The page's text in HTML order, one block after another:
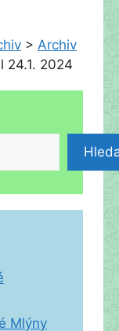
> Archiv
24.1. 2024
Mlýny